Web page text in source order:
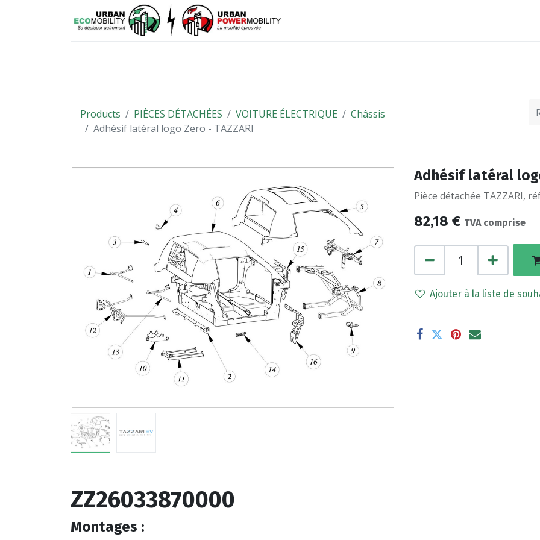
Products PIÈCES DÉTACHÉES VOITURE ÉLECTRIQUE
Châssis
Adhésif latéral logo Zero - TAZZARI
Adhésif latéral
Pièce détachée TAZZARI,
82,18 € TVA comprise
Ajouter à la liste de
ZZ26033870000
Montages :